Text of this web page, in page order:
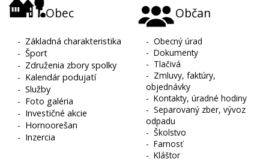
Obec
- Základná charakteristika
-Šport
- Združenia zbory spolky
- Kalendár podujatí
-Služby
- Foto galéria
- Investičné akcie
- Hornoorešan
- Inzercia
Občan
-Obecný úrad
-Dokumenty
- Tlačivá
- Zmluvy, faktúry,
objednávky
-Kontakty, úradné hodiny
-Separovaný zber, vývoz
odpadu
-Školstvo
-Farnosť
-Kláštor